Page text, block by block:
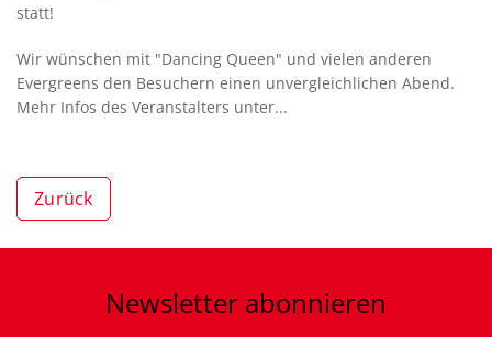
statt!
Wir wünschen mit "Dancing Queen" und vielen anderen
Evergreens den Besuchern einen unvergleichlichen Abend.
Mehr Infos des Veranstalters unter...
Zurück
Newsletter abonnieren